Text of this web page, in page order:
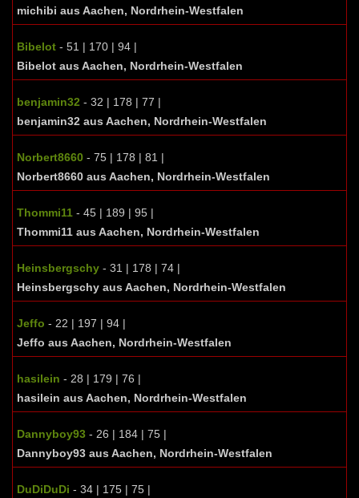
michibi aus Aachen, Nordrhein-Westfalen
Bibelot - 51 | 170 | 94 |
Bibelot aus Aachen, Nordrhein-Westfalen
benjamin32 - 32 | 178 | 77 |
benjamin32 aus Aachen, Nordrhein-Westfalen
Norbert8660 - 75 | 178 | 81 |
Norbert8660 aus Aachen, Nordrhein-Westfalen
Thommi11 - 45 | 189 | 95 |
Thommi11 aus Aachen, Nordrhein-Westfalen
Heinsbergschy - 31 | 178 | 74 |
Heinsbergschy aus Aachen, Nordrhein-Westfalen
Jeffo - 22 | 197 | 94 |
Jeffo aus Aachen, Nordrhein-Westfalen
hasilein - 28 | 179 | 76 |
hasilein aus Aachen, Nordrhein-Westfalen
Dannyboy93 - 26 | 184 | 75 |
Dannyboy93 aus Aachen, Nordrhein-Westfalen
DuDiDuDi - 34 | 175 | 75 |